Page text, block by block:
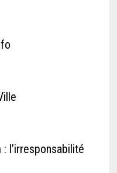
: l’irresponsabilité